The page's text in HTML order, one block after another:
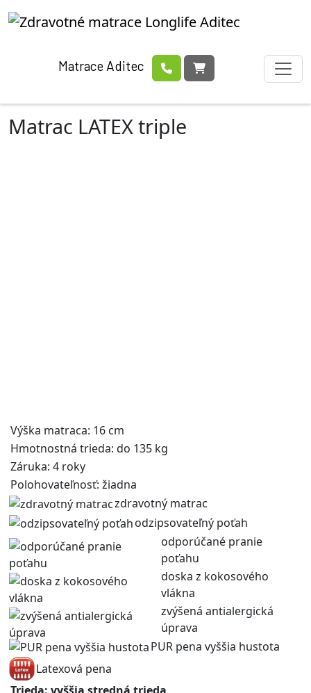
Matrace Aditec
Matrac LATEX triple
Výška matraca: 16 cm
Hmotnostná trieda: do 135 kg
Záruka: 4 roky
Polohovateľnosť: žiadna
zdravotný matrac
odzipsovateľný poťah
odporúčané pranie
poťahu
doska z kokosového
vlákna
zvýšená antialergická
úprava
PUR pena vyššia hustota
Latexová pena